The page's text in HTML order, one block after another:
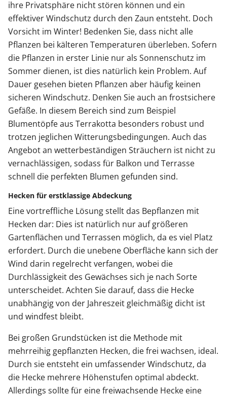
ihre Privatsphäre nicht stören können und ein
effektiver Windschutz durch den Zaun entsteht. Doch
Vorsicht im Winter! Bedenken Sie, dass nicht alle
Pflanzen bei kälteren Temperaturen überleben. Sofern
die Pflanzen in erster Linie nur als Sonnenschutz im
Sommer dienen, ist dies natürlich kein Problem. Auf
Dauer gesehen bieten Pflanzen aber häufig keinen
sicheren Windschutz. Denken Sie auch an frostsichere
Gefäße. In diesem Bereich sind zum Beispiel
Blumentöpfe aus Terrakotta besonders robust und
trotzen jeglichen Witterungsbedingungen. Auch das
Angebot an wetterbeständigen Sträuchern ist nicht zu
vernachlässigen, sodass für Balkon und Terrasse
schnell die perfekten Blumen gefunden sind.
Hecken für erstklassige Abdeckung
Eine vortreffliche Lösung stellt das Bepflanzen mit
Hecken dar: Dies ist natürlich nur auf größeren
Gartenflächen und Terrassen möglich, da es viel Platz
erfordert. Durch die unebene Oberfläche kann sich der
Wind darin regelrecht verfangen, wobei die
Durchlässigkeit des Gewächses sich je nach Sorte
unterscheidet. Achten Sie darauf, dass die Hecke
unabhängig von der Jahreszeit gleichmäßig dicht ist
und windfest bleibt.
Bei großen Grundstücken ist die Methode mit
mehrreihig gepflanzten Hecken, die frei wachsen, ideal.
Durch sie entsteht ein umfassender Windschutz, da
die Hecke mehrere Höhenstufen optimal abdeckt.
Allerdings sollte für eine freiwachsende Hecke eine